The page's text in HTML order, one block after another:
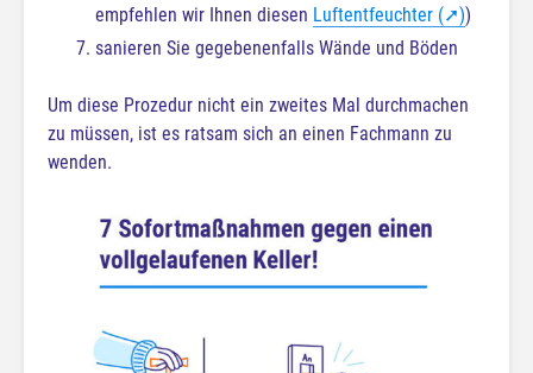
empfehlen wir Ihnen diesen Luftentfeuchter (➚))
sanieren Sie gegebenenfalls Wände und Böden
Um diese Prozedur nicht ein zweites Mal durchmachen
zu müssen, ist es ratsam sich an einen Fachmann zu
wenden.